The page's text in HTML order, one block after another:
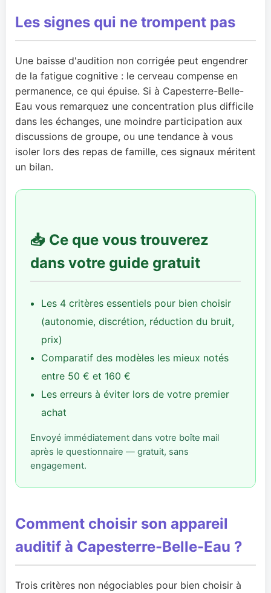
Les signes qui ne trompent pas
Une baisse d'audition non corrigée peut engendrer
de la fatigue cognitive : le cerveau compense en
permanence, ce qui épuise. Si à Capesterre-Belle-
Eau vous remarquez une concentration plus difficile
dans les échanges, une moindre participation aux
discussions de groupe, ou une tendance à vous
isoler lors des repas de famille, ces signaux méritent
un bilan.
📥 Ce que vous trouverez
dans votre guide gratuit
Les 4 critères essentiels pour bien choisir
(autonomie, discrétion, réduction du bruit,
prix)
Comparatif des modèles les mieux notés
entre 50 € et 160 €
Les erreurs à éviter lors de votre premier
achat
Envoyé immédiatement dans votre boîte mail
après le questionnaire — gratuit, sans
engagement.
Comment choisir son appareil
auditif à Capesterre-Belle-Eau ?
Trois critères non négociables pour bien choisir à